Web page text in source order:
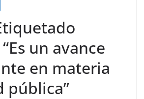
un avance
en materia
pública”